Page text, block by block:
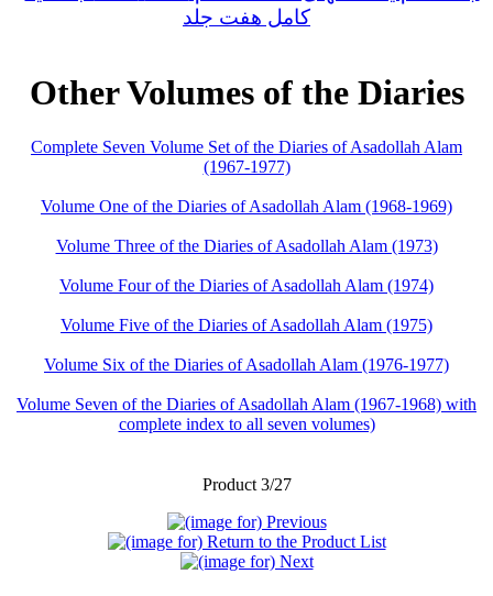
کامل هفت جلد
Other Volumes of the Diaries
Complete Seven Volume Set of the Diaries of Asadollah Alam
(1967-1977)
Volume One of the Diaries of Asadollah Alam (1968-1969)
Volume Three of the Diaries of Asadollah Alam (1973)
Volume Four of the Diaries of Asadollah Alam (1974)
Volume Five of the Diaries of Asadollah Alam (1975)
Volume Six of the Diaries of Asadollah Alam (1976-1977)
Volume Seven of the Diaries of Asadollah Alam (1967-1968) with
complete index to all seven volumes)
Product 3/27